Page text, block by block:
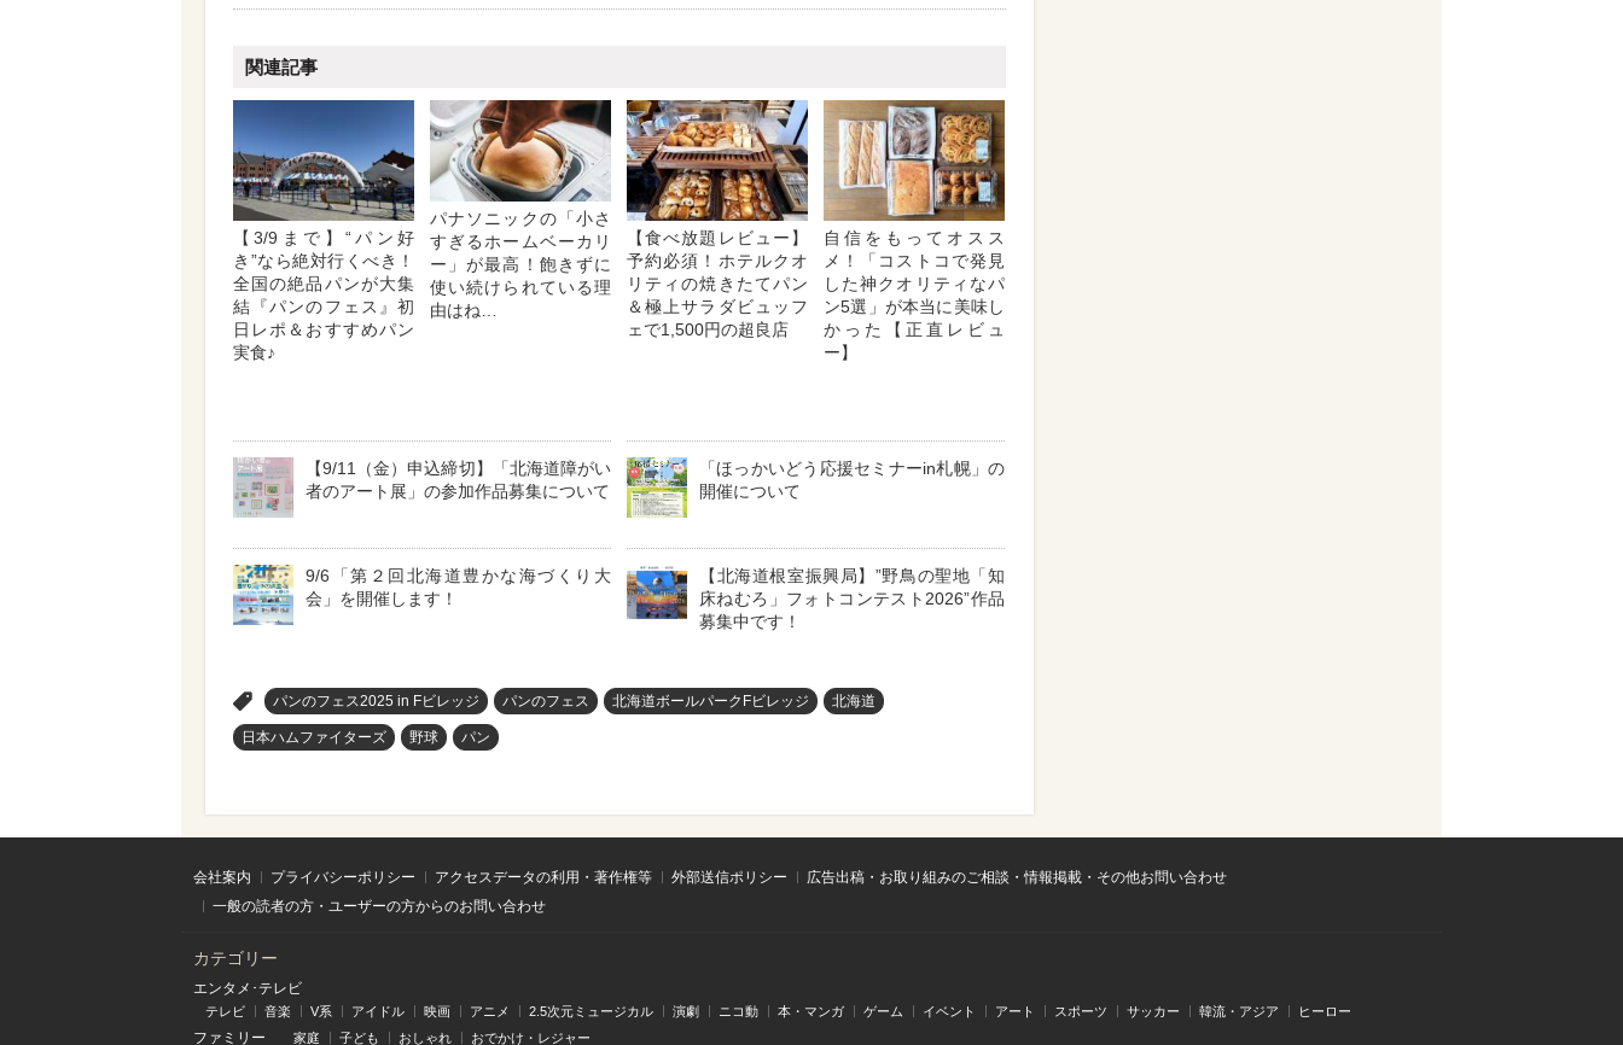
関連記事
【3/9まで】“パン好
き”なら絶対行くべき！
全国の絶品パンが大集
結『パンのフェス』初
日レポ＆おすすめパン
実食♪
パナソニックの「小さ
すぎるホームベーカリ
ー」が最高！飽きずに
使い続けられている理
由はね…
【食べ放題レビュー】
予約必須！ホテルクオ
リティの焼きたてパン
＆極上サラダビュッフ
ェで1,500円の超良店
自信をもってオスス
メ！「コストコで発見
した神クオリティなパ
ン5選」が本当に美味し
かった【正直レビュ
ー】
【9/11（金）申込締切】「北海道障がい
者のアート展」の参加作品募集について
「ほっかいどう応援セミナーin札幌」の
開催について
9/6「第２回北海道豊かな海づくり大
会」を開催します！
【北海道根室振興局】”野鳥の聖地「知
床ねむろ」フォトコンテスト2026”作品
募集中です！
パンのフェス2025 in Fビレッジ パンのフェス 北海道ボールパークFビレッジ 北海道
日本ハムファイターズ 野球 パン
会社案内 プライバシーポリシー アクセスデータの利用・著作権等 外部送信ポリシー
広告出稿・お取り組みのご相談・情報掲載・その他お問い合わせ
一般の読者の方・ユーザーの方からのお問い合わせ
カテゴリー
エンタメ･テレビ
テレビ 音楽 V系 アイドル 映画 アニメ 2.5次元ミュージカル 演劇 ニコ動 本・マンガ ゲーム イベント アート スポーツ サッカー 韓流・アジア ヒーロー
ファミリー 家庭 子ども おしゃれ おでかけ・レジャー